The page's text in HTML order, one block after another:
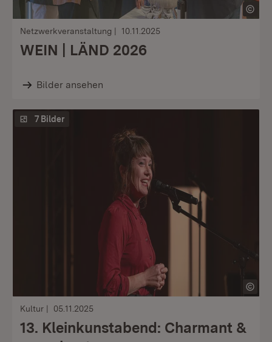
Netzwerkveranstaltung 10.11.2025
WEIN | LÄND 2026
Bilder ansehen
7 Bilder
Kultur 05.11.2025
13. Kleinkunstabend: Charmant &